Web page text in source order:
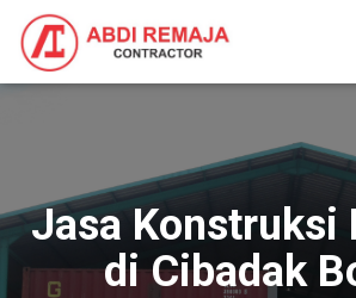
Jasa Konstruksi
di Cibadak